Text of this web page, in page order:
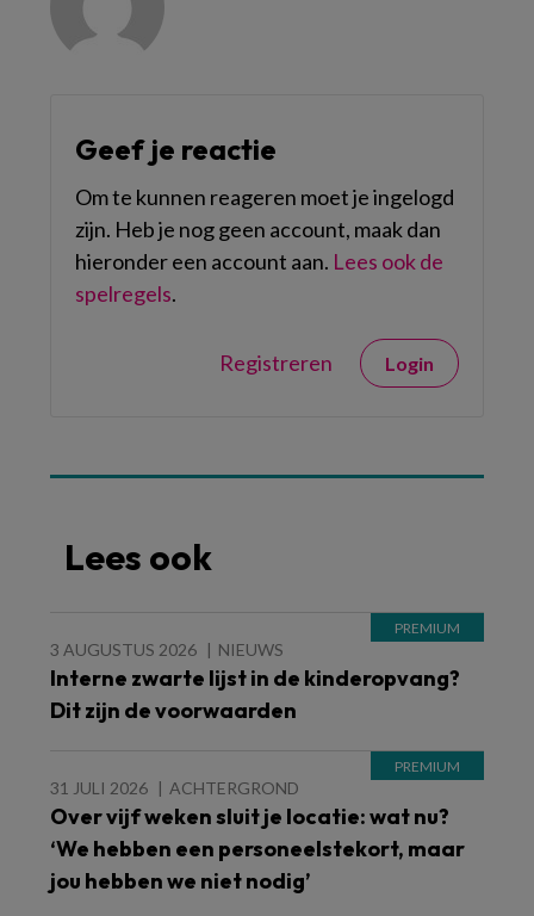
Geef je reactie
Om te kunnen reageren moet je ingelogd
zijn. Heb je nog geen account, maak dan
hieronder een account aan. Lees ook de
spelregels.
Registreren Login
Lees ook
3 AUGUSTUS 2026 NIEUWS
Interne zwarte lijst in de kinderopvang?
Dit zijn de voorwaarden
31 JULI 2026 ACHTERGROND
Over vijf weken sluit je locatie: wat nu?
‘We hebben een personeelstekort, maar
jou hebben we niet nodig’